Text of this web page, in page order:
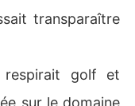
transparaître
respirait golf et
sur le domaine